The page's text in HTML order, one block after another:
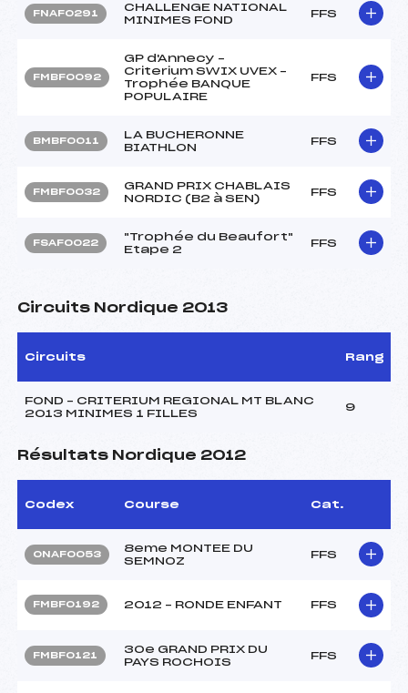
FNAF0291
CHALLENGE NATIONAL
MINIMES FOND
FFS
FMBF0092
GP d'Annecy –
Criterium SWIX UVEX –
Trophée BANQUE
POPULAIRE
FFS
BMBF0011
LA BUCHERONNE
BIATHLON
FFS
FMBF0032
GRAND PRIX CHABLAIS
NORDIC (B2 à SEN)
FFS
FSAF0022
"Trophée du Beaufort"
Etape 2
FFS
Circuits Nordique 2013
Circuits Rang
FOND – CRITERIUM REGIONAL MT BLANC
2013 MINIMES 1 FILLES
9
Résultats Nordique 2012
Codex Course Cat.
ONAF0053
8eme MONTEE DU
SEMNOZ
FFS
FMBF0192 2012 – RONDE ENFANT FFS
FMBF0121
30e GRAND PRIX DU
PAYS ROCHOIS
FFS